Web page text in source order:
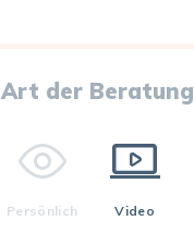
Art der Beratung
Persönlich Video